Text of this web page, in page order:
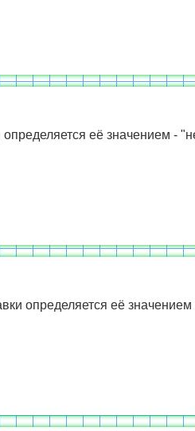
её значением -
определяется её значением